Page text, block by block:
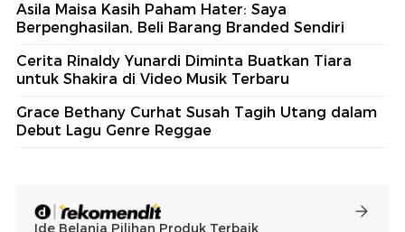
Asila Maisa Kasih Paham Hater: Saya
Berpenghasilan, Beli Barang Branded Sendiri
Cerita Rinaldy Yunardi Diminta Buatkan Tiara
untuk Shakira di Video Musik Terbaru
Grace Bethany Curhat Susah Tagih Utang dalam
Debut Lagu Genre Reggae